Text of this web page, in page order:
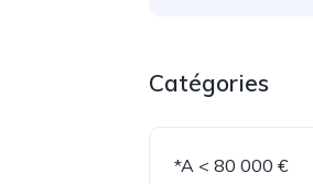
Catégories
*A < 80 000 €